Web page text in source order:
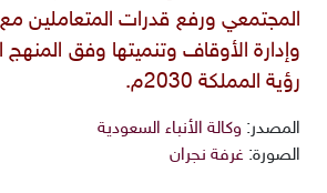
المجتمعي ورفع قدرات المتعاملين
وإدارة الأوقاف وتنميتها وفق
رؤية المملكة 2030م.
المصدر: وكالة الأنباء السعودية
الصورة: غرفة نجران